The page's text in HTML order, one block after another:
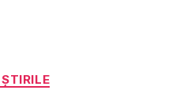
Categorii